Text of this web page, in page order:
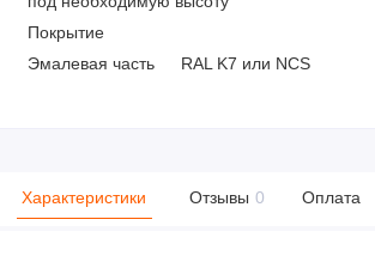
Покрытие
Эмалевая часть
RAL K7 или NCS
Характеристики Отзывы 0 Оплата